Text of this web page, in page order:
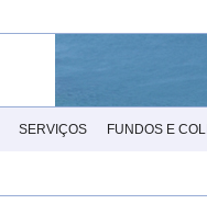
SERVIÇOS FUNDOS E